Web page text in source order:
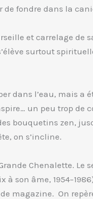
de fondre dans la
et carrelage de
surtout
dans l’eau, mais a
un peu trop de
bouquetins zen,
on s’incline.
Chenalette. Le
son âme,
magazine. On